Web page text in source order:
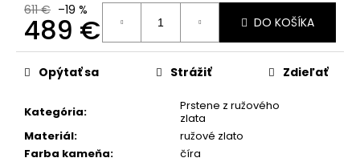
611 € –19 %
489 €
Jednotková
cena:
DO KOŠÍKA
Kategória:
Prstene z ružového
zlata
Materiál:
ružové zlato
Farba kameňa:
číra
Opýtať sa Strážiť Zdieľať